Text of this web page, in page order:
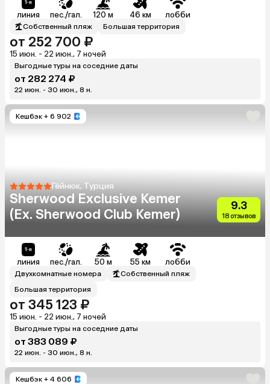
линия пес./гал. 120 м 46 км лобби
Собственный пляж Большая территория
от 252 700 ₽
15 июн. - 22 июн., 7 ночей
Выгодные туры на соседние даты
от 282 274 ₽
22 июн. - 30 июн., 8 н.
Кешбэк + 6 902
Гёйнюк, Турция
Sherwood Exclusive Kemer
(Ex. Sherwood Club Kemer)
9.3
18 отзывов
линия пес./гал. 50 м 55 км лобби
Двухкомнатные номера
Собственный пляж
Большая территория
от 345 123 ₽
15 июн. - 22 июн., 7 ночей
Выгодные туры на соседние даты
от 383 089 ₽
22 июн. - 30 июн., 8 н.
Кешбэк + 4 606